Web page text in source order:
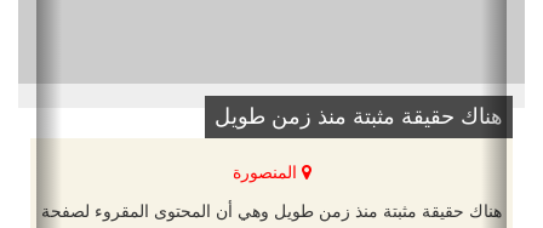
هناك حقيقة مثبتة منذ زمن طويل
المنصورة
هناك حقيقة مثبتة منذ زمن طويل وهي أن المحتوى المقروء لصفحة